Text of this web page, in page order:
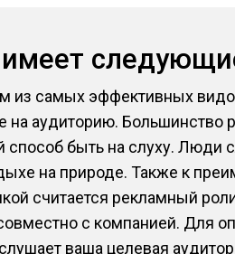
из самых эффективных
на аудиторию. Большинство
способ быть на слуху. Люди
на природе. Также к
считается рекламный
с компанией. Для
ваша целевая